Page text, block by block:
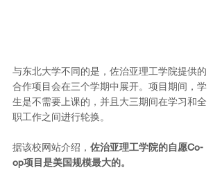
与东北大学不同的是，佐治亚理工学院提供的
合作项目会在三个学期中展开。项目期间，学
生是不需要上课的，并且大三期间在学习和全
职工作之间进行轮换。
据该校网站介绍， 佐治亚理工学院的自愿Co-
op项目是美国规模最大的。